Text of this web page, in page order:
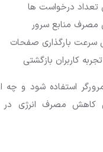
درخواست ها
منابع سرور
سرعت بارگذاری صفحات
کاربران بازگشتی
استفاده شود و
کاهش مصرف انرژی